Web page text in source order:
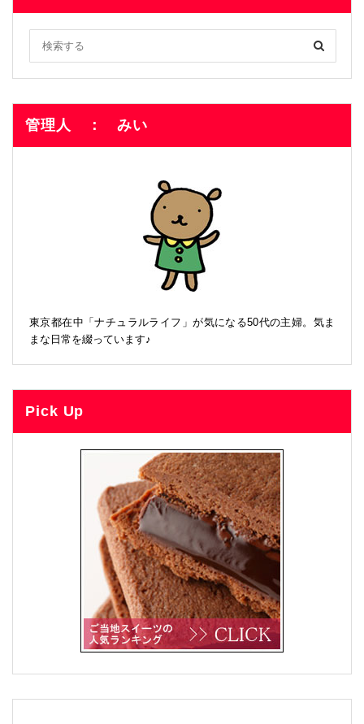
管理人 ： みい
東京都在中「ナチュラルライフ」が気になる50代の主婦。気ま
まな日常を綴っています♪
Pick Up